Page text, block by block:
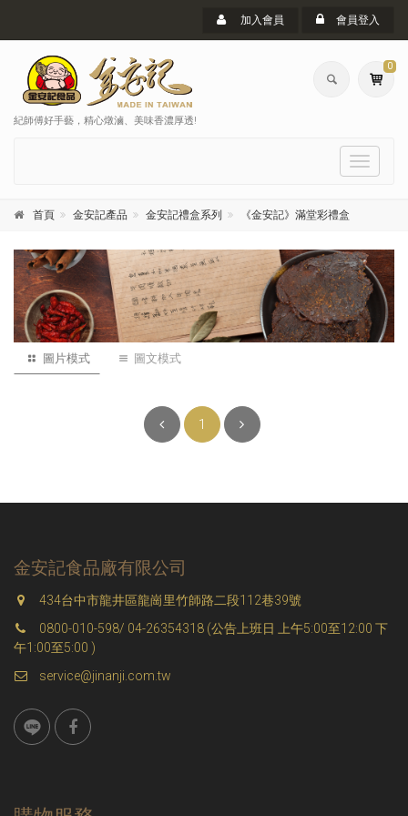
加入會員 會員登入
0
紀師傅好手藝，精心燉滷、美味香濃厚透!
選
首頁 金安記產品 金安記禮盒系列 《金安記》滿堂彩禮盒
圖片模式 圖文模式
1
金安記食品廠有限公司
434台中市龍井區龍崗里竹師路二段112巷39號
0800-010-598/ 04-26354318 (公告上班日 上午5:00至12:00 下
午1:00至5:00 )
service@jinanji.com.tw